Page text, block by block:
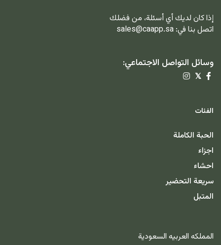
إذا كان لديك أي أسئلة، من فضلك
اتصل بنا في: sales@caapp.sa
وسائل التواصل الاجتماعي:
𝕏
الفئات
الحبة الكاملة
اجزاء
احشاء
سريعة التحضير
المتبل
المملكه العربيه السعودية